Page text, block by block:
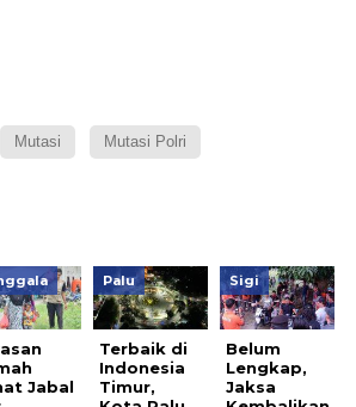
Mutasi Mutasi Polri
Jabal
Palu
Terbaik di
Indonesia
Timur,
Sigi
Belum
Lengkap,
Jaksa